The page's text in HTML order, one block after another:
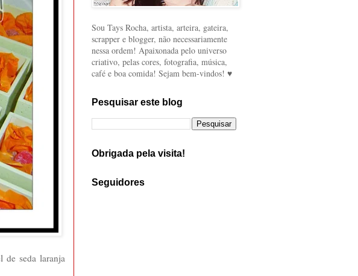
de seda laranja
Sou Tays Rocha, artista, arteira, gateira,
scrapper e blogger, não necessariamente
nessa ordem! Apaixonada pelo universo
criativo, pelas cores, fotografia, música,
café e boa comida! Sejam bem-vindos! ♥
Pesquisar este blog
Obrigada pela visita!
Seguidores